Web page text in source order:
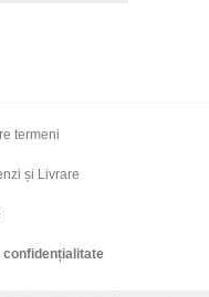
termeni
și Livrare
confidențialitate